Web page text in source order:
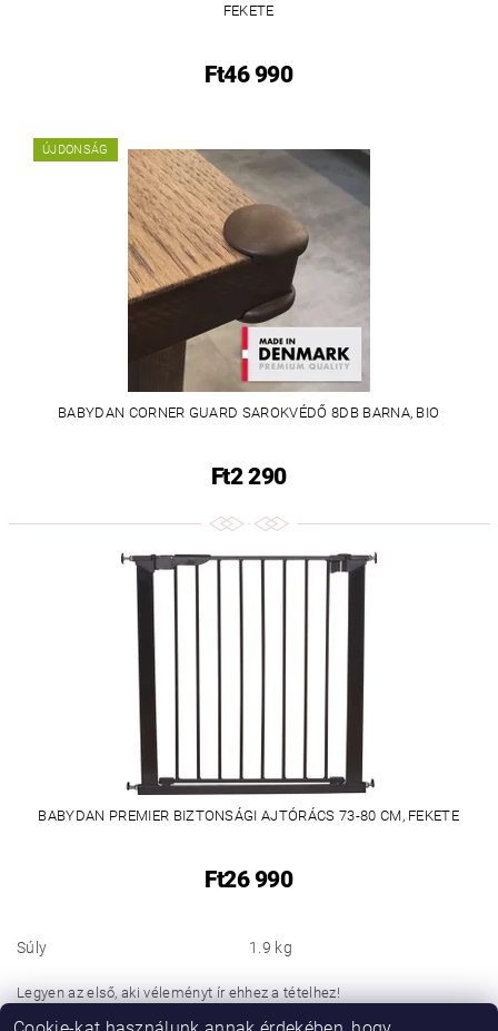
FEKETE
Ft46 990
ÚJDONSÁG
BABYDAN CORNER GUARD SAROKVÉDŐ 8DB BARNA, BIO
Ft2 290
BABYDAN PREMIER BIZTONSÁGI AJTÓRÁCS 73-80 CM, FEKETE
Ft26 990
Súly 1.9 kg
Legyen az első, aki véleményt ír ehhez a tételhez!